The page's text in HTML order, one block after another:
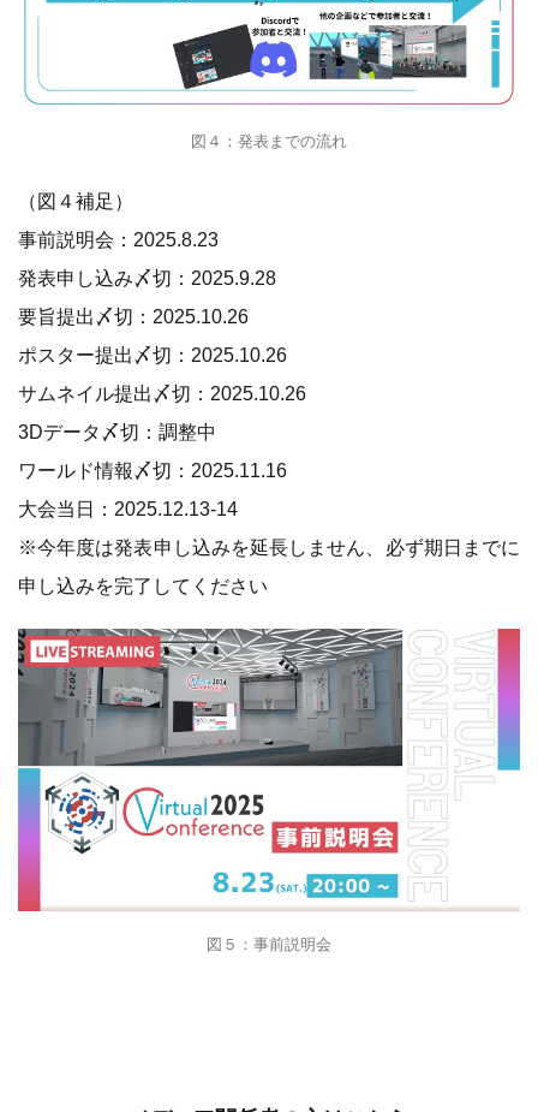
図４：発表までの流れ
（図４補足）
事前説明会：2025.8.23
発表申し込み〆切：2025.9.28
要旨提出〆切：2025.10.26
ポスター提出〆切：2025.10.26
サムネイル提出〆切：2025.10.26
3Dデータ〆切：調整中
ワールド情報〆切：2025.11.16
大会当日：2025.12.13-14
※今年度は発表申し込みを延長しません、必ず期日までに
申し込みを完了してください
図５：事前説明会